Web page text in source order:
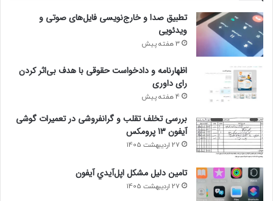
تطبیق صدا و خارج‌نویسی فایل‌های صوتی و
ویدئویی
3 هفته پیش
اظهارنامه و دادخواست حقوقی با هدف بی‌اثر کردن
رای داوری
4 هفته پیش
بررسی تخلف تقلب و گرانفروشی در تعمیرات گوشی
آیفون 13 پرومکس
27 اردیبهشت 1405
تامين دليل مشکل اپل‌آيدي آيفون
27 اردیبهشت 1405